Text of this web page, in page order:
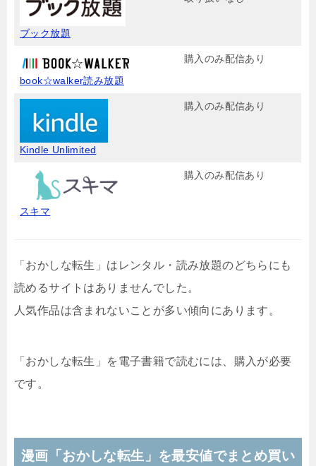
ブック放題
book☆walker読み放題
購入のみ配信あり
Kindle Unlimited
購入のみ配信あり
スキマ
購入のみ配信あり
「おかしな転生」はレンタル・読み放題のどちらにも
読めるサイトはありませんでした。
人気作品は含まれないことが多い傾向にあります。
「おかしな転生」を電子書籍で読むには、購入が必要
です。
漫画「おかしな転生」を最安値でまとめ買い